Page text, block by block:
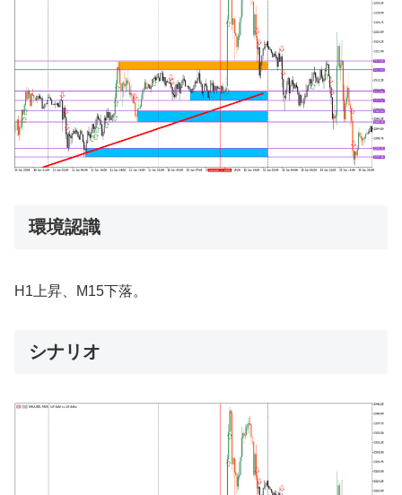
環境認識
H1上昇、M15下落。
シナリオ